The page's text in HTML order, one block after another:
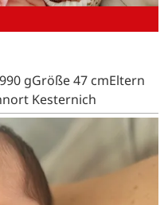
gGröße 47 cmEltern
Kesternich